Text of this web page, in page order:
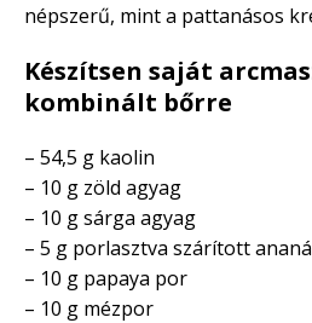
népszerű, mint a pattanásos
Készítsen saját
kombinált bőrre
– 54,5 g kaolin
– 10 g zöld agyag
– 10 g sárga agyag
– 5 g porlasztva szárított
– 10 g papaya por
– 10 g mézpor